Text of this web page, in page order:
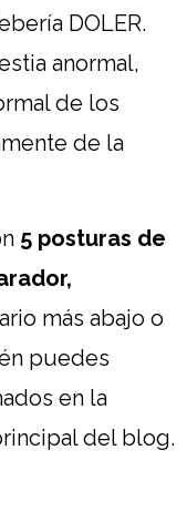
DOLER.
anormal,
de los
de la
5 posturas de
más abajo o
puedes
en la
del blog.